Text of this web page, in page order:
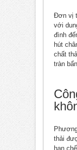
Đơn vị
với
đình
hút
chất
tràn
thải
hạn